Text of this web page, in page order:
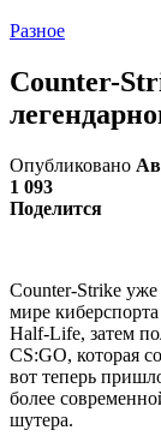
Разное
Counter-
Опубликовано
1 093
Поделится
Counter-Strike уже
мире
Half-Life, затем
CS:GO, которая
вот теперь
более
шутера.